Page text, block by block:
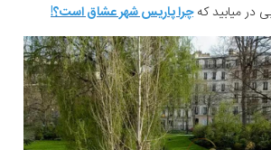
در میابید کهچرا پاریس شهر عشاق است؟!